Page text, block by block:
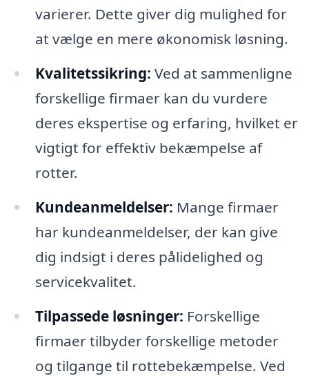
varierer. Dette giver dig mulighed for
at vælge en mere økonomisk løsning.
Kvalitetssikring: Ved at sammenligne
forskellige firmaer kan du vurdere
deres ekspertise og erfaring, hvilket er
vigtigt for effektiv bekæmpelse af
rotter.
Kundeanmeldelser: Mange firmaer
har kundeanmeldelser, der kan give
dig indsigt i deres pålidelighed og
servicekvalitet.
Tilpassede løsninger: Forskellige
firmaer tilbyder forskellige metoder
og tilgange til rottebekæmpelse. Ved